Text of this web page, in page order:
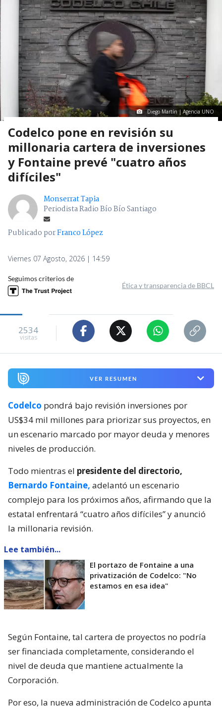
Diego Martín | Agencia UNO
Codelco pone en revisión su
millonaria cartera de inversiones
y Fontaine prevé "cuatro años
difíciles"
Monserrat Tapia
Periodista Radio Bío Bío Santiago
Publicado porFranco López
Viernes 07 Agosto, 2026 | 14:59
Seguimos criterios de
Ética y transparencia de BBCL
2534
visitas
VER RESUMEN
Codelco pondrá bajo revisión inversiones por
US$34 mil millones para priorizar sus proyectos, en
un escenario marcado por mayor deuda y menores
niveles de producción.
Todo mientras el presidente del directorio,
Bernardo Fontaine, adelantó un escenario
complejo para los próximos años, afirmando que la
estatal enfrentará “cuatro años difíciles” y anunció
la millonaria revisión.
Lee también...
El portazo de Fontaine a una
privatización de Codelco: "No
estamos en esa idea"
Según Fontaine, tal cartera de proyectos no podría
ser financiada completamente, considerando el
nivel de deuda que mantiene actualmente la
Corporación.
Por eso, la nueva administración de Codelco apunta